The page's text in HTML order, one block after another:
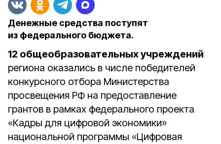
Денежные средства поступят
из федерального бюджета.
12 общеобразовательных учреждений
региона оказались в числе победителей
конкурсного отбора Министерства
просвещения РФ на предоставление
грантов в рамках федерального проекта
«Кадры для цифровой экономики»
национальной программы «Цифровая